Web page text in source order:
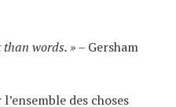
words. » – Gersham
des choses